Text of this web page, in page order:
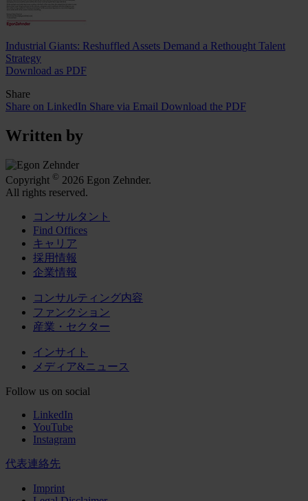
Industrial Giants: Reshuffled Assets Demand a Rethought Talent
Strategy
Download as PDF
Share
Share on LinkedIn Share via Email Download the PDF
Written by
Copyright © 2026 Egon Zehnder.
All rights reserved.
コンサルタント
Find Offices
キャリア
採用情報
企業情報
コンサルティング内容
ファンクション
産業・セクター
インサイト
メディア&ニュース
Follow us on social
LinkedIn
YouTube
Instagram
代表連絡先
Imprint